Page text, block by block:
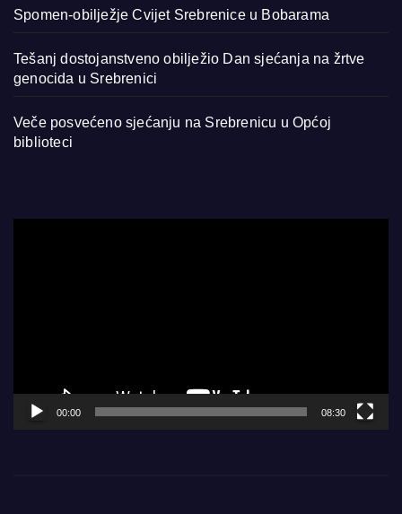
Spomen-obilježje Cvijet Srebrenice u Bobarama
Tešanj dostojanstveno obilježio Dan sjećanja na žrtve
genocida u Srebrenici
Veče posvećeno sjećanju na Srebrenicu u Općoj
biblioteci
00:00 08:30